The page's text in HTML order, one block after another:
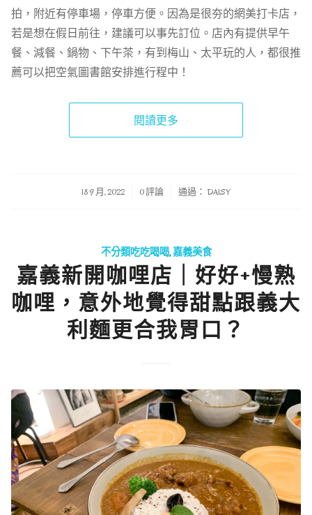
拍，附近有停車場，停車方便。因為是很夯的網美打卡店，
若是想在假日前往，建議可以事先訂位。店內有提供早午
餐、減餐、鍋物、下午茶，有到梅山、太平玩的人，都很推
薦可以把空氣圖書館安排進行程中！
閱讀更多
18 9 月, 2022
/ 0 評論 通過： DAISY
不分類吃吃喝喝,嘉義美食
嘉義新開咖哩店｜好好+慢熟
咖哩，意外地覺得甜點跟義大
利麵更合我胃口？